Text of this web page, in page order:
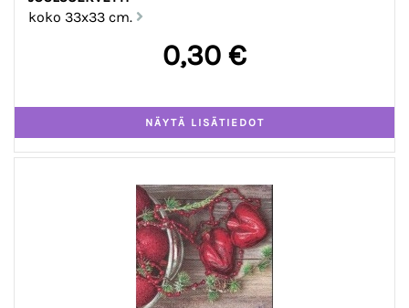
koko 33x33 cm.
0,30 €